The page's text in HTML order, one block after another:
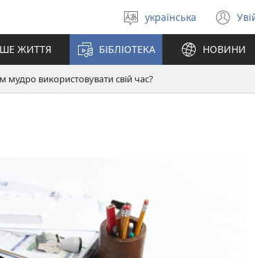
Вибрати
мову
українська
у
ЖИТТЯ БІБЛІОТЕКА НОВИНИ
мудро використовувати свій час?